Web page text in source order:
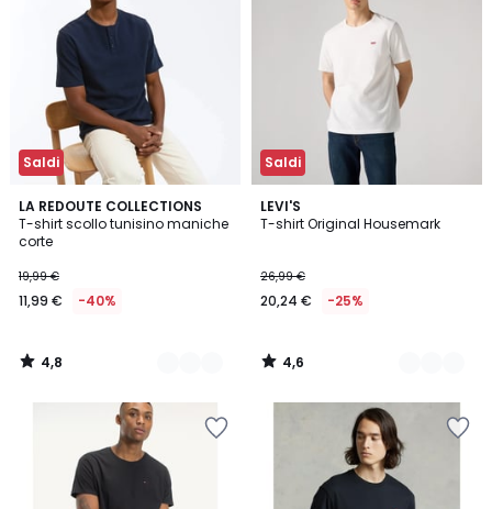
sconto
applicato.
Saldi
LA REDOUTE COLLECTIONS
T-shirt scollo tunisino maniche
corte
19,99 €
11,99 € -40%
4,8
/ 5
2
Colori
4,8
/
Saldi
LEVI'S
T-shirt Original Housemark
26,99 €
20,24 € -25%
4,6
/ 5
3
Colori
4,6
/